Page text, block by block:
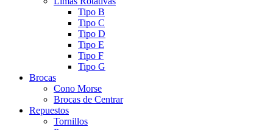
Tipo B
Tipo C
Tipo D
Tipo E
Tipo F
Tipo G
Brocas
Cono Morse
Brocas de Centrar
Repuestos
Tornillos